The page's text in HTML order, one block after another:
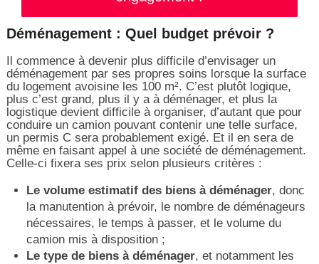
Déménagement : Quel budget prévoir ?
Il commence à devenir plus difficile d’envisager un
déménagement par ses propres soins lorsque la surface
du logement avoisine les 100 m². C’est plutôt logique,
plus c’est grand, plus il y a à déménager, et plus la
logistique devient difficile à organiser, d’autant que pour
conduire un camion pouvant contenir une telle surface,
un permis C sera probablement exigé. Et il en sera de
même en faisant appel à une société de déménagement.
Celle-ci fixera ses prix selon plusieurs critères :
Le volume estimatif des biens à déménager, donc
la manutention à prévoir, le nombre de déménageurs
nécessaires, le temps à passer, et le volume du
camion mis à disposition ;
Le type de biens à déménager, et notamment les